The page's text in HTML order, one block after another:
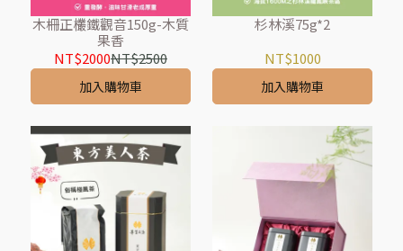
木柵正欉鐵觀音150g-木質
果香
NT$2000NT$2500
加入購物車
杉林溪75g*2
NT$1000
加入購物車